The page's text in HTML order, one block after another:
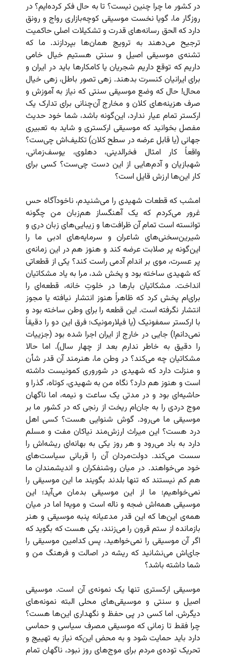
در کشور ما چرا چنین نیست؟ تا به حال فکر کرده‌ایم؟ در
روزگار ما، گویا نخست موسیقی کوچه‌بازاری رواج و رونق
دارد که الحق رسانه‌های قدرت و تشکیلات اصلی حاکمیت
ترجیح می‌دهند به ترویج همان‌ها بپردازند. ما که
تشنه‌ی موسیقی اصیل و سنتی هستیم خیال خامی
داریم که توقع داریم شجریان یا کامکارها باید در ایران و
برای ایرانیان کنسرت بدهند. زهی تصور باطل، زهی خیال
محال! حال که وضع موسیقی سنتی که نیاز به آموزش و
صرف هزینه‌های کلان و مخارج آن‌چنانی برای تدارک یک
ارکستر تمام عیار ندارد، این‌گونه باشد، شما خود حدیث
مفصل بخوانید که موسیقی ارکستری و شاید به تعبیری
جهانی‌ (یا قابل عرضه در سطح کلان) تکلیف‌اش چی‌ست؟
واقعاً کار امثال فخرالدینی، دهلوی، یوسف‌زمانی،
شهبازیان و آدم‌هایی از این دست چی‌ست؟ کسی برای
کار این‌ها ارزش قایل است؟
امشب که قطعات شهیدی را می‌شنیدم، ناخودآگاه حس
غرور می‌کردم که یک آهنگساز هم‌زبان من چگونه
توانسته است تمام آن ظرافت‌ها و زیبایی‌های زبان دری و
شیرین‌سخنی‌های شاعران و سرمایه‌های ادبی ما را
این‌گونه پر صلابت عرضه کند و هنوز هم در این زمانه‌‌ی
پر عسرت، موی بر اندام آدمی راست کند؟ یکی از قطعاتی
که شهیدی ساخته بود و پخش شد، مرا به یاد مشکاتیان
انداخت. مشکاتیان بارها در خلوتِ خانه، قطعه‌ای را
برای‌ام پخش کرد که ظاهراً هنوز انتشار نیافته یا مجوز
انتشار نگرفته است. این قطعه را برای وطن ساخته بود و
با ارکستر سمفونیک (یا فیلارمونیک؛ فرق این دو را دقیقاً
نمی‌دانم!) جایی در خارج از ایران اجرا شده بود (جزییات
را دقیق به خاطر ندارم بعد از چهار سال). اما حالا
مشکاتیان چه می‌کند؟ در وطن ما، هنرمند آن قدر شأن
و منزلت دارد که شهیدی در شوروری کمونیست داشته
است و هنوز هم دارد؟ نگاه من به شهیدی، کوتاه، گذرا و
حاشیه‌ای بود و در مدتی یک ساعت و نیمه، اما ناگهان
موج دردی را به جان‌ام ریخت از رنجی که در کشور ما بر
موسیقی ما می‌رود. گوش شنوایی هست؟ کسی اهل
درد هست؟ این میراث ارزش‌مند نیاکان مفت و مسلم
دارد به باد می‌رود و هر روز یکی به بهانه‌ای ریشه‌اش را
سست می‌کند. دولت‌مردان آن را قربانی سیاست‌های
خود می‌خواهند. در میان روشنفکران و اندیشمندان ما
هم کم نیستند که تنها بلدند بگویند ما این موسیقی را
نمی‌خواهیم؛ ما از این موسیقی بدمان می‌آید؛ این
موسیقی همه‌اش ضجه و ناله است و مویه! اما در میان
همه‌ی این‌ها که این قدر مدعیانه پنبه موسیقی و هنر
بازمانده از ستم قرون را می‌زنند، یکی هست که بگوید که
اگر آن موسیقی را نمی‌خواهید، پس کدامین موسیقی را
جای‌اش می‌نشانید که ریشه در اصالت و فرهنگ من و
شما داشته باشد؟
موسیقی ارکستری تنها یک نمونه‌ی آن است. موسیقی
اصیل و سنتی و موسیقی‌های محلی البته نمونه‌های
دیگرش. اما کسی در پی حفظ و نگهداری این‌ها هست؟
چرا فقط تا زمانی که موسیقی مصرف سیاسی و حماسی
دارد باید حمایت شود و به محض این‌که نیاز به تهییج و
تحریک توده‌ی مردم برای موج‌های روز نبود، ناگهان تمام